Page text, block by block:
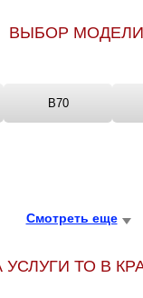
ВЫБОР МОДЕЛИ
B70
Смотреть еще
ТО В